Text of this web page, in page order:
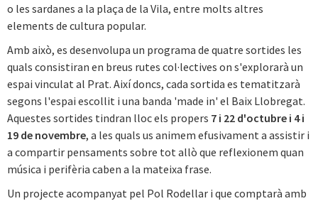
o les sardanes a la plaça de la Vila, entre molts altres
elements de cultura popular.
Amb això, es desenvolupa un programa de quatre sortides les
quals consistiran en breus rutes col·lectives on s'explorarà un
espai vinculat al Prat. Així doncs, cada sortida es tematitzarà
segons l'espai escollit i una banda 'made in' el Baix Llobregat.
Aquestes sortides tindran lloc els propers 7 i 22 d'octubre i 4 i
19 de novembre, a les quals us animem efusivament a assistir i
a compartir pensaments sobre tot allò que reflexionem quan
música i perifèria caben a la mateixa frase.
Un projecte acompanyat pel Pol Rodellar i que comptarà amb